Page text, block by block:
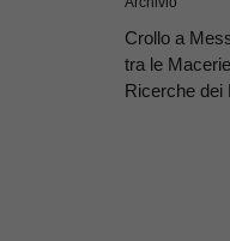
Crollo a
tra le
Ricerche dei